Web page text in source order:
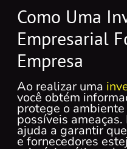
Como Uma
Empresarial
Empresa
Ao realizar uma
você obtém
protege o
possíveis
ajuda a garantir
e fornecedores